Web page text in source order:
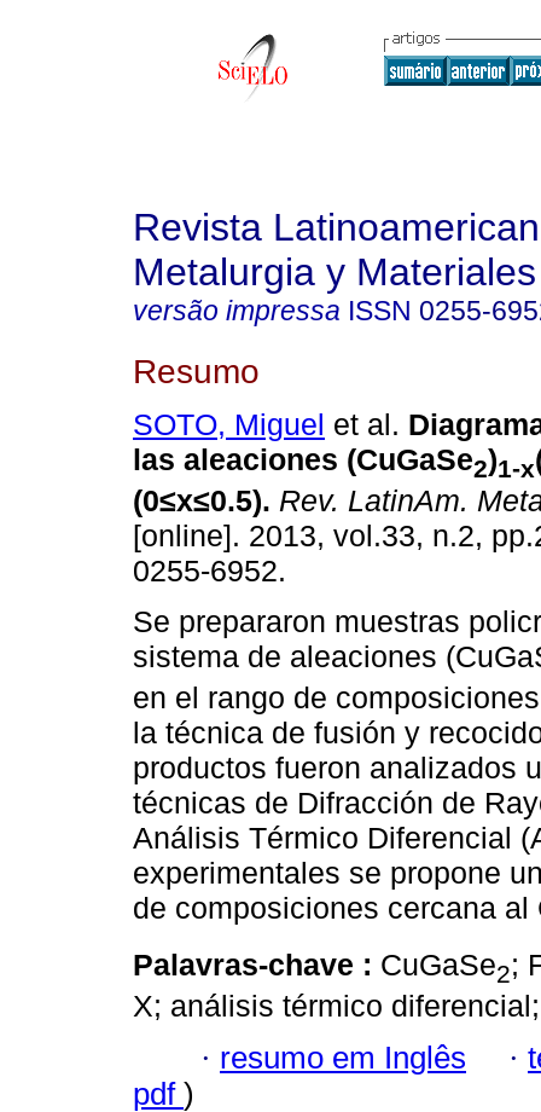
Revista
Metalurgia y Materiales
versão impressa ISSN 0255-
Resumo
SOTO, Miguel et al.
las aleaciones (CuGaSe2)1-x
(0≤x≤0.5). Rev. LatinAm.
[online]. 2013, vol.33, n.2,
0255-6952.
Se prepararon muestras
sistema de aleaciones
en el rango de
la técnica de fusión y
productos fueron analizados
técnicas de Difracción de
Análisis Térmico Diferencial
experimentales se propone
de composiciones cercana al
Palavras-chave : CuGaSe2;
X; análisis térmico
· resumo em Inglês ·
pdf )